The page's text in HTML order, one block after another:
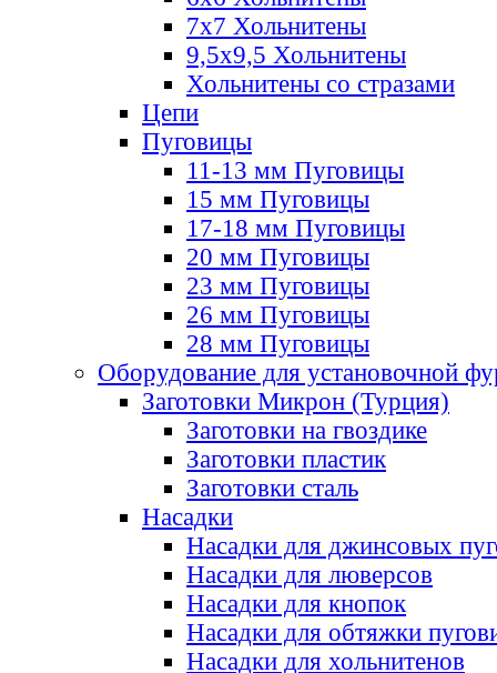
7х7 Хольнитены
9,5х9,5 Хольнитены
Хольнитены со стразами
Цепи
Пуговицы
11-13 мм Пуговицы
15 мм Пуговицы
17-18 мм Пуговицы
20 мм Пуговицы
23 мм Пуговицы
26 мм Пуговицы
28 мм Пуговицы
Оборудование для установочной
Заготовки Микрон (Турция)
Заготовки на гвоздике
Заготовки пластик
Заготовки сталь
Насадки
Насадки для джинсовых
Насадки для люверсов
Насадки для кнопок
Насадки для обтяжки
Насадки для хольнитенов